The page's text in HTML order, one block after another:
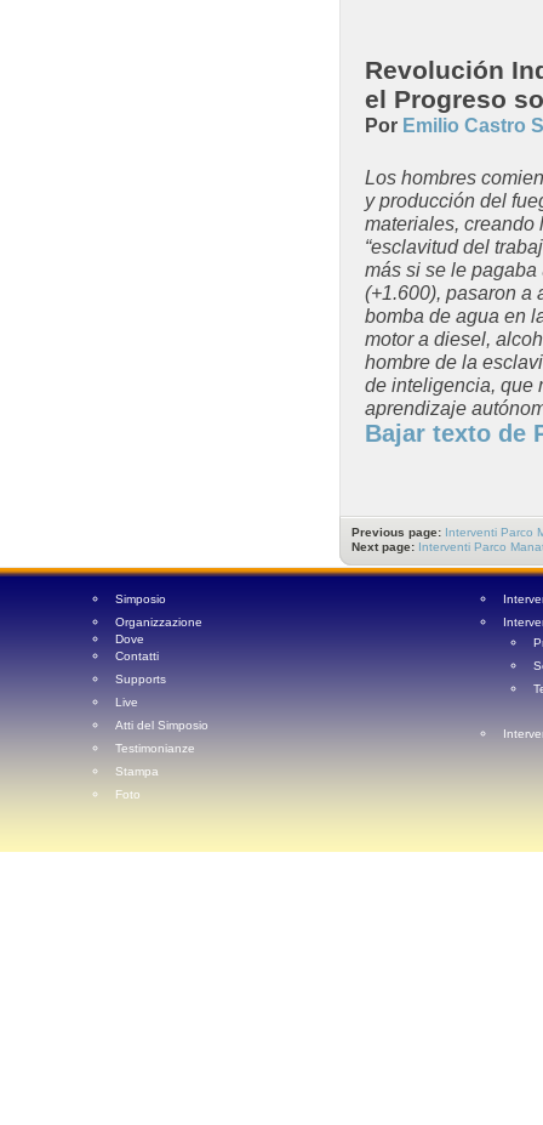
Revolución
el Progreso
Por Emilio Castro
Los hombres
y producción del
materiales, creando
“esclavitud del
más si se le
(+1.600), pasaron a
bomba de agua en
motor a diesel,
hombre de la
de inteligencia, que
aprendizaje
Bajar texto de
Previous page: Interventi Parco
Next page: Interventi Parco
Simposio
Organizzazione
Dove
Contatti
Supports
Live
Atti del Simposio
Testimonianze
Stampa
Foto